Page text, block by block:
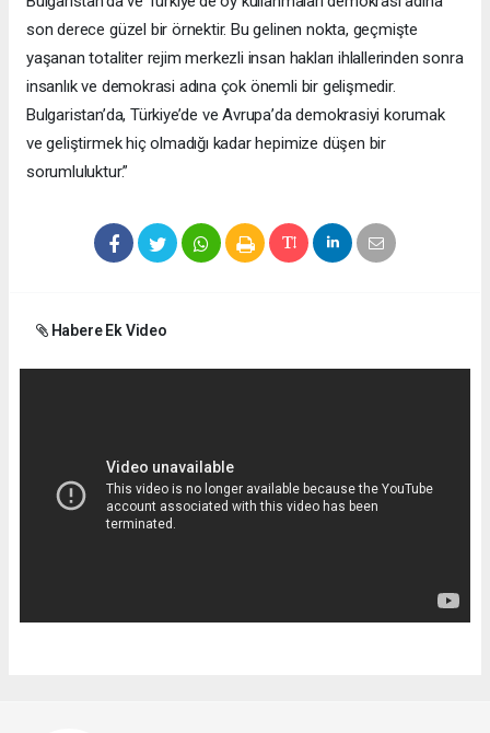
son derece güzel bir örnektir. Bu gelinen nokta, geçmişte
yaşanan totaliter rejim merkezli insan hakları ihlallerinden sonra
insanlık ve demokrasi adına çok önemli bir gelişmedir.
Bulgaristan’da, Türkiye’de ve Avrupa’da demokrasiyi korumak
ve geliştirmek hiç olmadığı kadar hepimize düşen bir
sorumluluktur.”
Habere Ek Video